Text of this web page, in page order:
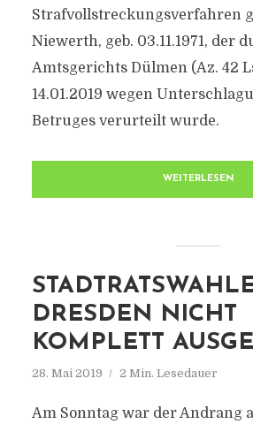
Strafvollstreckungsverfahren
Niewerth, geb. 03.11.1971, der
Amtsgerichts Dülmen (Az. 42
14.01.2019 wegen
Betruges verurteilt wurde.
WEITERLESEN
DRESDEN NICHT
KOMPLETT
28. Mai 2019 2 Min. Lesedauer
Am Sonntag war der Andrang